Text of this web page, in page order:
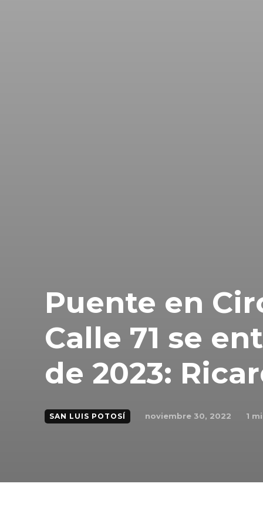
Puente en
Calle 71 se
de 2023:
SAN LUIS POTOSÍ noviembre 30, 2022 1